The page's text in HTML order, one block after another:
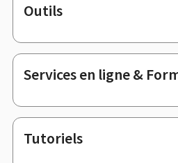
Pied
de
page
Outils
Services en ligne &
Tutoriels